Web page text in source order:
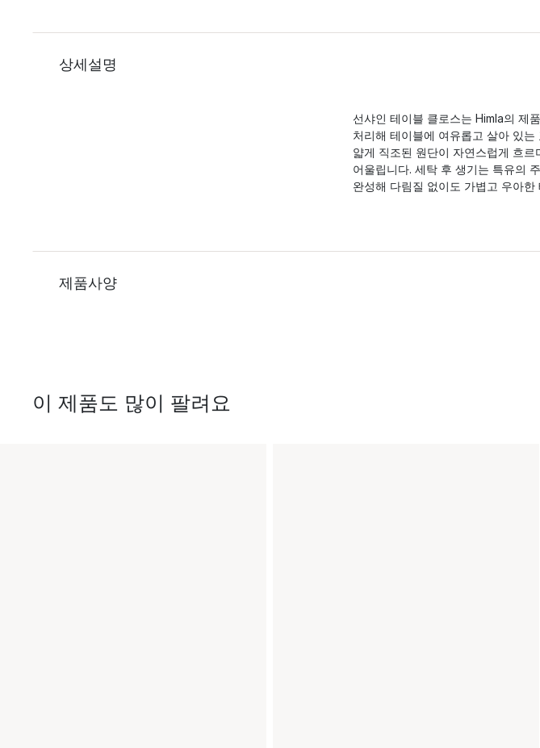
상세설명
선샤인 테이블 클로스는 Himla의 제
처리해 테이블에 여유롭고 살아 있
얇게 직조된 원단이 자연스럽게 흐
어울립니다. 세탁 후 생기는 특유의
완성해 다림질 없이도 가볍고 우아
제품사양
이 제품도 많이 팔려요